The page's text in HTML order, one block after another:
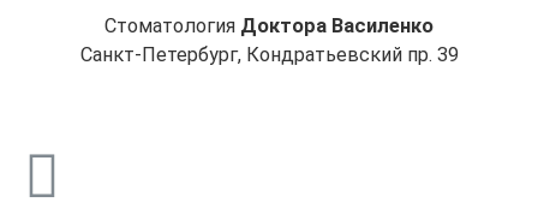
Стоматология Доктора Василенко
Санкт-Петербург, Кондратьевский пр. 39